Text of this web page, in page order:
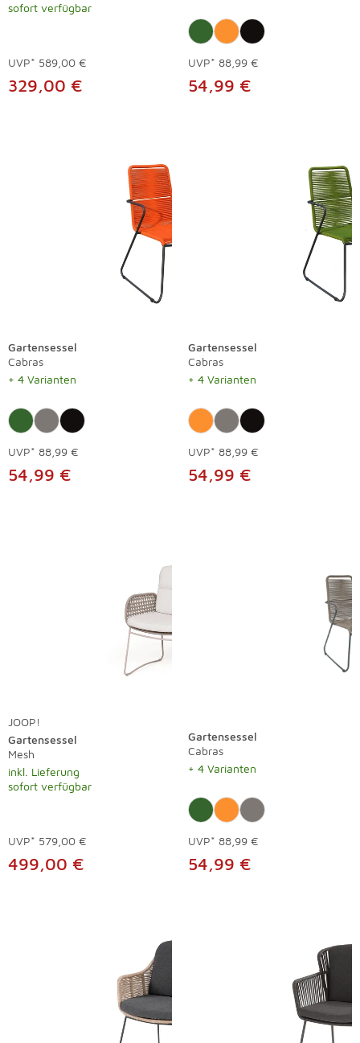
sofort verfügbar
UVP* 589,00 €
329,00 €
UVP* 88,99 €
54,99 €
Gartensessel
Cabras
+ 4 Varianten
UVP* 88,99 €
54,99 €
Gartensessel
Cabras
+ 4 Varianten
UVP* 88,99 €
54,99 €
JOOP!
Gartensessel
Mesh
inkl. Lieferung
sofort verfügbar
UVP* 579,00 €
499,00 €
Gartensessel
Cabras
+ 4 Varianten
UVP* 88,99 €
54,99 €